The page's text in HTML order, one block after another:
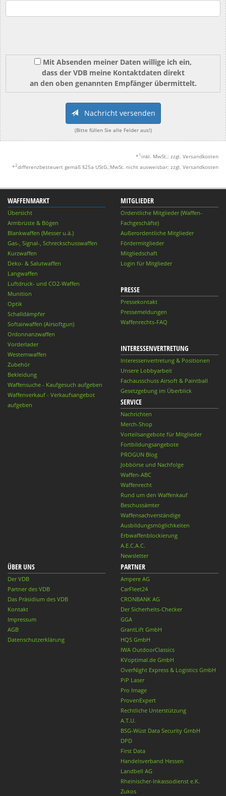
Mit Absenden meiner Daten willige ich ein,
dass der VDB meine Kontaktdaten direkt
an den oben genannten Empfänger übermittelt.
Nachricht versenden
(Bitte füllen Sie alle Felder aus!)
* 1 inkl. MwSt.; zzgl. Versandkosten
*2differenzbesteuert gemäß §25a UStG.;MwSt. nicht ausweisbar; zzgl. Versandkosten
WAFFENMARKT
Übersicht
Armbrüste & Bögen
Blankwaffen (Messer u.ä.)
Gas-, Signal-, Schreckschusswaffen
Kurzwaffen
Deko- & Salutwaffen
Langwaffen
Luftdruck- und CO2-Waffen
Munition
Optik
Schalldämpfer
Softairwaffen (Airsoftgun)
Ordonnanzwaffen
Vorderlader
Westernwaffen
Zubehör
Bekleidung
Waffensuche - Kaufgesuch aufgeben
Waffenverkauf - Verkaufsangebot
aufgeben
MITGLIEDER
Ordentliche Mitglieder (Waffen-
Fachgeschäfte)
Außerordentliche Mitglieder
Fördermitglieder
Mitgliedschaft
Login für Mitglieder
PRESSE
Pressekontakt
Pressemeldungen
Waffenrechts-FAQ
INTERESSENVERTRETUNG
Interessenvertretung & Positionen
Unsere Lobbyarbeit
Fachausschuss Airsoft & Paintball
Gesetzgebung im Überblick
SERVICE
Nachrichten
Merch-Shop
Vorteilsangebote für Mitglieder
Fortbildungsangebote
PROGUN Blog
Jobbörse und Nachfolge
Waffen-ABC
Waffenrecht
Rund um den Waffenkauf
Beschussämter
Waffensachverständige
Ausbildungsmöglichkeiten
Erbwaffenblockierung
A.E.C.A.C.
Newsletter
ÜBER UNS
Der VDB
Partner des VDB
Das Präsidium des VDB
Kontakt
Impressum
AGB
Datenschutzerklärung
PARTNER
Ampere AG
CarFleet24
CRONBANK AG
Der Sicherheits-Checker
GGA
GrantLift GmbH
HQS GmbH
IWA OutdoorClassics
KVoptimal.de GmbH
OverNight Express & Logistics GmbH
PiP Laser
Pro Image
ProvenExpert
Rechtliche Unterstützung
A.T.U.
BSG-Wüst Data Security GmbH
DPD
First Data
Handelsverband Hessen
Landbell AG
Rheinischer-Inkassodienst e.K.
Zukos